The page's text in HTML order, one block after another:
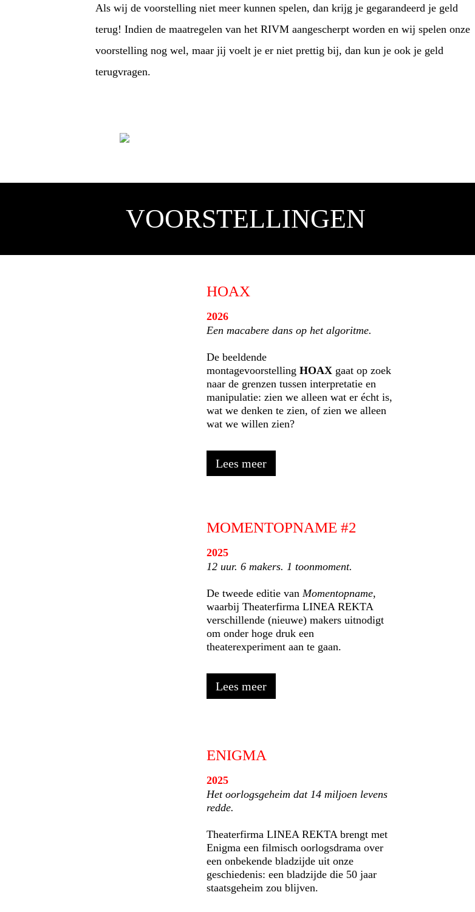
Als wij de voorstelling niet meer kunnen spelen, dan krijg je gegarandeerd je geld
terug! Indien de maatregelen van het RIVM aangescherpt worden en wij spelen onze
voorstelling nog wel, maar jij voelt je er niet prettig bij, dan kun je ook je geld
terugvragen.
VOORSTELLINGEN
HOAX
2026
Een macabere dans op het algoritme.
De beeldende
montagevoorstelling HOAX gaat op zoek
naar de grenzen tussen interpretatie en
manipulatie: zien we alleen wat er écht is,
wat we denken te zien, of zien we alleen
wat we willen zien?
Lees meer
MOMENTOPNAME #2
2025
12 uur. 6 makers. 1 toonmoment.
De tweede editie van Momentopname,
waarbij Theaterfirma LINEA REKTA
verschillende (nieuwe) makers uitnodigt
om onder hoge druk een
theaterexperiment aan te gaan.
Lees meer
ENIGMA
2025
Het oorlogsgeheim dat 14 miljoen levens
redde.
Theaterfirma LINEA REKTA brengt met
Enigma een filmisch oorlogsdrama over
een onbekende bladzijde uit onze
geschiedenis: een bladzijde die 50 jaar
staatsgeheim zou blijven.